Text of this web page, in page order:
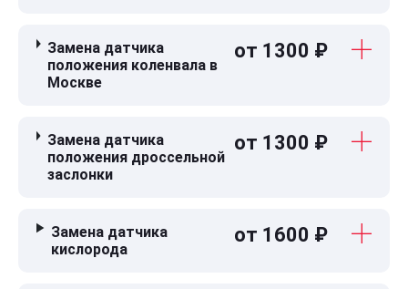
Замена датчика
положения коленвала в
Москве
от 1300 ₽
Замена датчика
положения дроссельной
заслонки
от 1300 ₽
Замена датчика
кислорода
от 1600 ₽